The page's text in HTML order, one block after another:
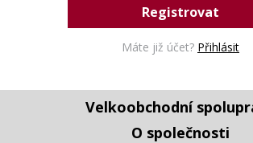
Registrovat
Máte již účet? Přihlásit
Velkoobchodní
O společnosti